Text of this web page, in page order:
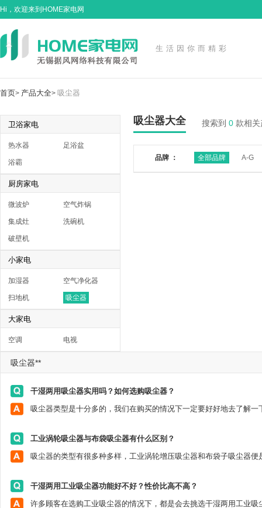
Hi，欢迎来到HOME家电网
生活因你而精彩
首页> 产品大全> 吸尘器
卫浴家电
热水器 足浴盆
浴霸
厨房家电
微波炉 空气炸锅
集成灶 洗碗机
破壁机
小家电
加湿器 空气净化器
扫地机 吸尘器
大家电
空调 电视
吸尘器大全 搜索到 0 款相关
品牌 ： 全部品牌 A-G
吸尘器**
干湿两用吸尘器实用吗？如何选购吸尘器？
工业涡轮吸尘器与布袋吸尘器有什么区别？
干湿两用工业吸尘器功能好不好？性价比高不高？